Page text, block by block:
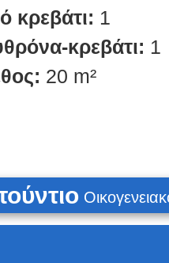
κρεβάτι: 1
κρεβάτι: 1
20 m²